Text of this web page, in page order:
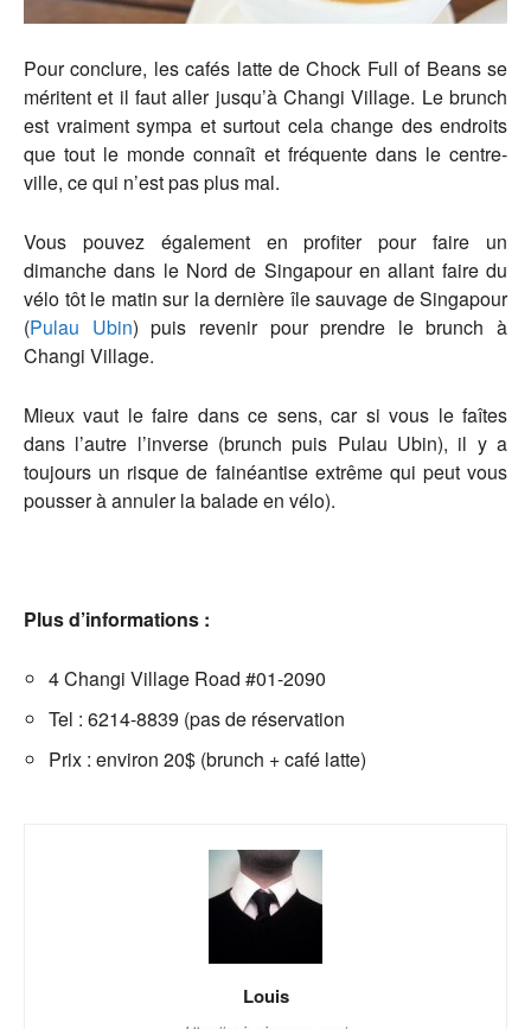
Pour conclure, les cafés latte de Chock Full of Beans se
méritent et il faut aller jusqu’à Changi Village. Le brunch
est vraiment sympa et surtout cela change des endroits
que tout le monde connaît et fréquente dans le centre-
ville, ce qui n’est pas plus mal.
Vous pouvez également en profiter pour faire un
dimanche dans le Nord de Singapour en allant faire du
vélo tôt le matin sur la dernière île sauvage de Singapour
(Pulau Ubin) puis revenir pour prendre le brunch à
Changi Village.
Mieux vaut le faire dans ce sens, car si vous le faîtes
dans l’autre l’inverse (brunch puis Pulau Ubin), il y a
toujours un risque de fainéantise extrême qui peut vous
pousser à annuler la balade en vélo).
Plus d’informations :
4 Changi Village Road #01-2090
Tel : 6214-8839 (pas de réservation
Prix : environ 20$ (brunch + café latte)
Louis